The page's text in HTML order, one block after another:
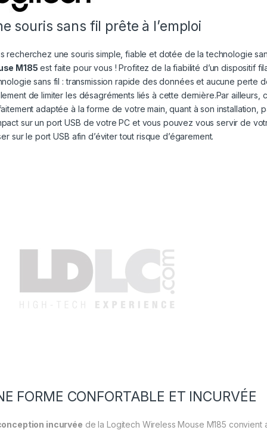
souris sans fil prête à l’emploi
recherchez une souris simple, fiable et dotée de la technologie
M185 est faite pour vous ! Profitez de la fiabilité d’un dispositif
sans fil : transmission rapide des données et aucune perte
de limiter les désagréments liés à cette dernière.Par
adaptée à la forme de votre main, quant à son
sur un port USB de votre PC et vous pouvez vous servir de
sur le port USB afin d’éviter tout risque d’égarement.
FORME CONFORTABLE ET INCURVÉE
incurvée de la Logitech Wireless Mouse M185